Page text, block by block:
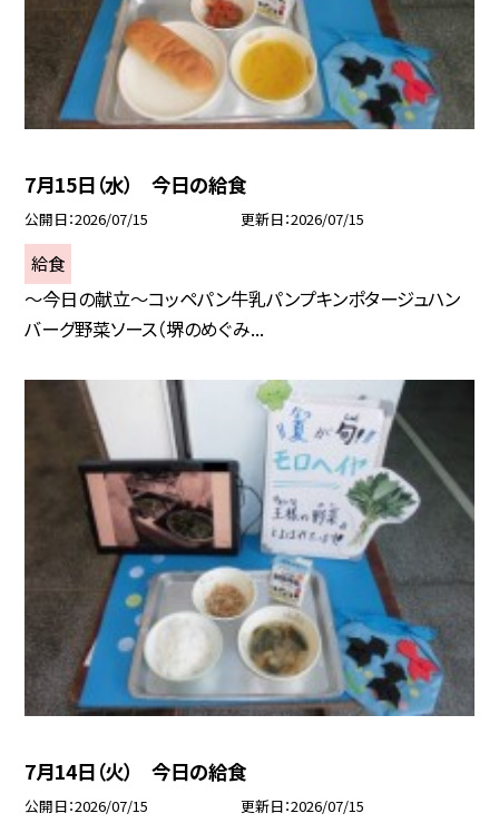
7月15日（水） 今日の給食
公開日 2026/07/15 更新日 2026/07/15
給食
～今日の献立～コッペパン牛乳パンプキンポタージュハン
バーグ野菜ソース（堺のめぐみ...
7月14日（火） 今日の給食
公開日 2026/07/15 更新日 2026/07/15